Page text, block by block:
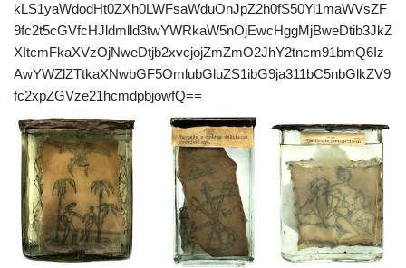
kLS1yaWdodHt0ZXh0LWFsaWduOnJpZ2h0fS50Yi1maWVsZF
9fc2t5cGVfcHJldmlld3twYWRkaW5nOjEwcHggMjBweDtib3JkZ
XItcmFkaXVzOjNweDtjb2xvcjojZmZmO2JhY2tncm91bmQ6Iz
AwYWZlZTtkaXNwbGF5OmlubGluZS1ibG9ja311bC5nbGlkZV9
fc2xpZGVze21hcmdpbjowfQ==